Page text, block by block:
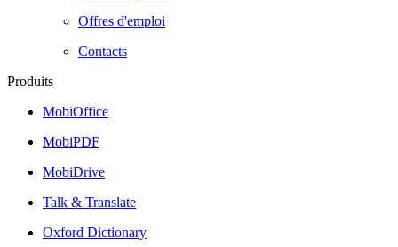
Offres d'emploi
Contacts
Produits
MobiOffice
MobiPDF
MobiDrive
Talk & Translate
Oxford Dictionary